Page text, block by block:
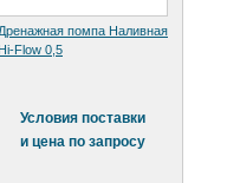
Дренажная помпа Наливная
Hi-Flow 0,5
Условия поставки
и цена по запросу